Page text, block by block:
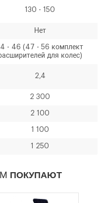
130 - 150
Нет
- 46 (47 - 56 комплект
для колес)
2,4
2 300
2 100
1 100
1 250
ПОКУПАЮТ